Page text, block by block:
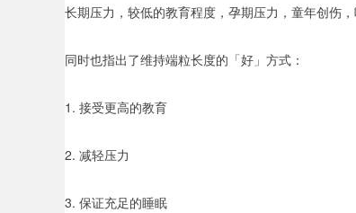
长期压力，较低的教育程度，孕期压力，童年创伤，
同时也指出了维持端粒长度的「好」方式：
1. 接受更高的教育
2. 减轻压力
3. 保证充足的睡眠